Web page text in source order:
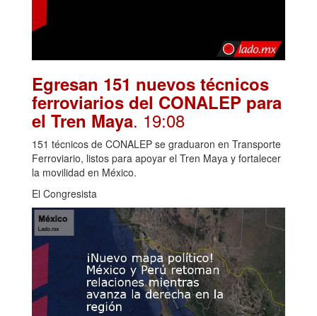
Egresan 151 nuevos técnicos
ferroviarios del CONALEP para
el Tren Maya. 19:08
151 técnicos de CONALEP se graduaron en Transporte
Ferroviario, listos para apoyar el Tren Maya y fortalecer
la movilidad en México.
El Congresista